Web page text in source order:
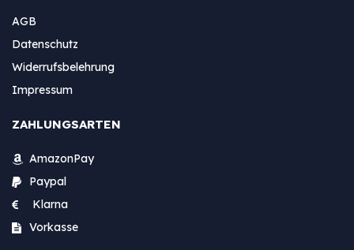
AGB
Datenschutz
Widerrufsbelehrung
Impressum
ZAHLUNGSARTEN
AmazonPay
Paypal
Klarna
Vorkasse